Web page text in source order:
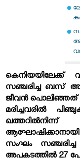
സഞ്ചരിച്ച ബസ്
ജീവന്‍ പൊലിഞ്ഞത്
മരിച്ചവരില്‍
ആഘോഷിക്കാനായി
സംഘം
അപകടത്തില്‍ 27